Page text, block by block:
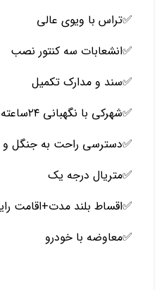
✅️تراس با ویوی عالی
✅انشعابات سه کنتور نصب
️✅️سند و مدارک تکمیل
✅️شهرکی با نگهبانی ۲۴ساعته
✅️دسترسی راحت به جنگل و
✅️متریال درجه یک
✅️اقساط بلند مدت+اقامت
✅️معاوضه با خودرو